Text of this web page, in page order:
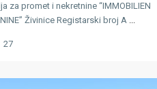
za promet i nekretnine “IMMOBILIEN
Živinice Registarski broj A ...
27